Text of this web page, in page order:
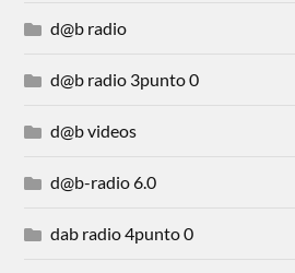
d@b radio
d@b radio 3punto 0
d@b videos
d@b-radio 6.0
dab radio 4punto 0